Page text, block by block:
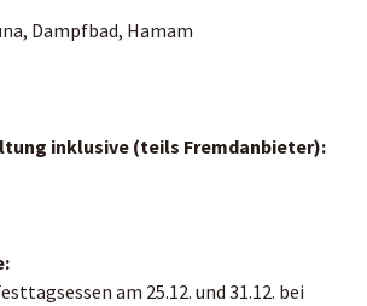
Dampfbad, Hamam
inklusive (teils Fremdanbieter):
am 25.12. und 31.12. bei